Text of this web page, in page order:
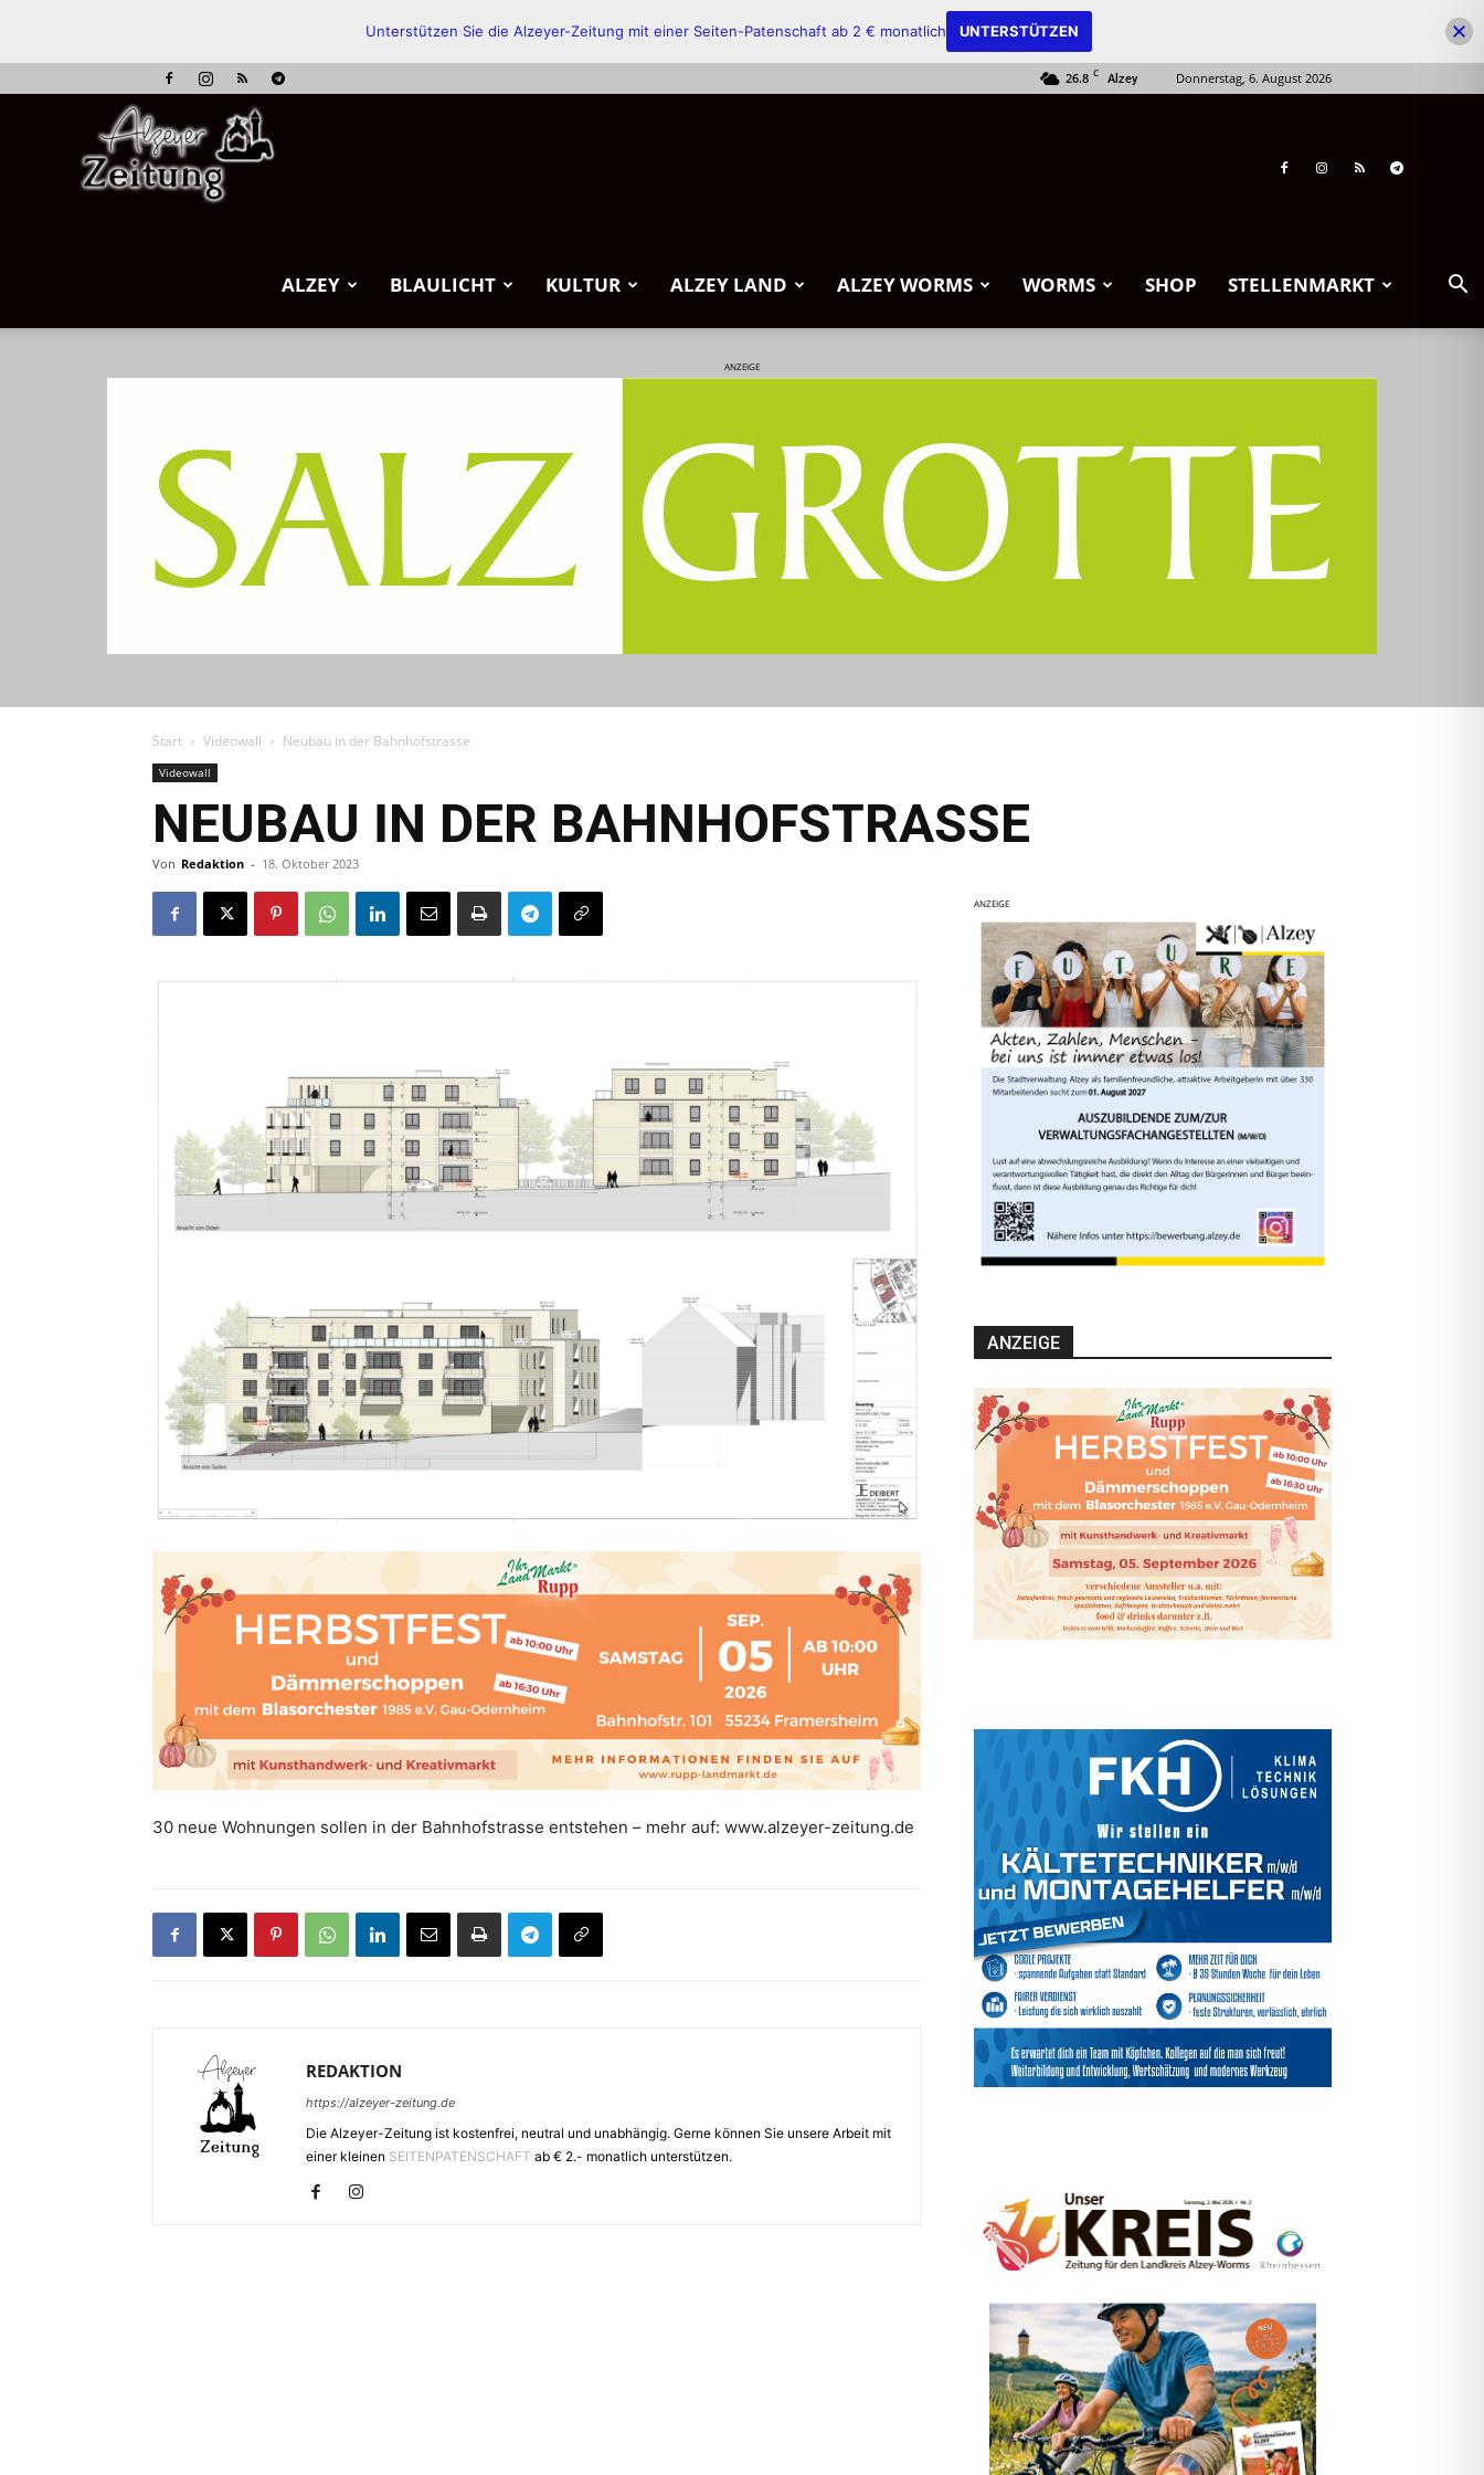
26.8 C Alzey Donnerstag, 6. August 2026
ALZEY BLAULICHT KULTUR ALZEY LAND ALZEY WORMS WORMS SHOP STELLENMARKT
ANZEIGE
Start Videowall Neubau in der Bahnhofstrasse
Videowall
NEUBAU IN DER BAHNHOFSTRASSE
Von Redaktion - 18. Oktober 2023
30 neue Wohnungen sollen in der Bahnhofstrasse entstehen – mehr auf: www.alzeyer-zeitung.de
REDAKTION
https://alzeyer-zeitung.de
Die Alzeyer-Zeitung ist kostenfrei, neutral und unabhängig. Gerne können Sie unsere Arbeit mit
einer kleinen SEITENPATENSCHAFT ab € 2.- monatlich unterstützen.
ANZEIGE
ANZEIGE
Unterstützen Sie die Alzeyer-Zeitung mit einer Seiten-Patenschaft ab 2 € monatlich UNTERSTÜTZEN